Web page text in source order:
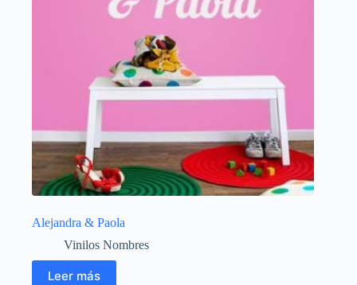
Alejandra & Paola
Vinilos Nombres
Leer más